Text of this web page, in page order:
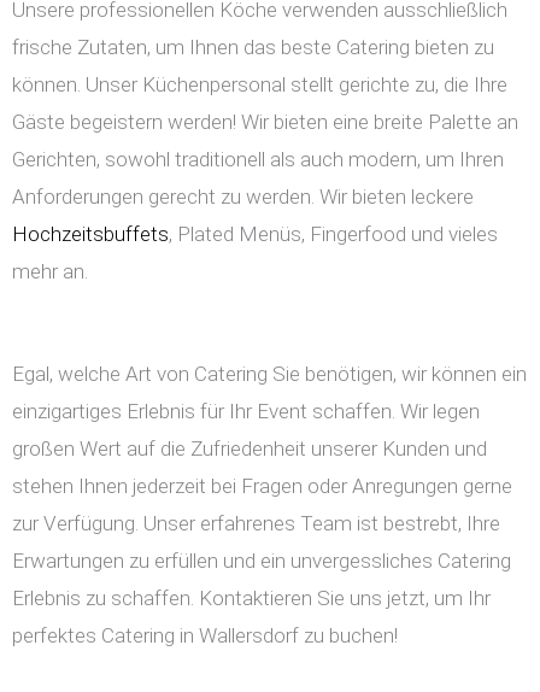
Unsere professionellen Köche verwenden ausschließlich
frische Zutaten, um Ihnen das beste Catering bieten zu
können. Unser Küchenpersonal stellt gerichte zu, die Ihre
Gäste begeistern werden! Wir bieten eine breite Palette an
Gerichten, sowohl traditionell als auch modern, um Ihren
Anforderungen gerecht zu werden. Wir bieten leckere
Hochzeitsbuffets, Plated Menüs, Fingerfood und vieles
mehr an.
Egal, welche Art von Catering Sie benötigen, wir können ein
einzigartiges Erlebnis für Ihr Event schaffen. Wir legen
großen Wert auf die Zufriedenheit unserer Kunden und
stehen Ihnen jederzeit bei Fragen oder Anregungen gerne
zur Verfügung. Unser erfahrenes Team ist bestrebt, Ihre
Erwartungen zu erfüllen und ein unvergessliches Catering
Erlebnis zu schaffen. Kontaktieren Sie uns jetzt, um Ihr
perfektes Catering in Wallersdorf zu buchen!